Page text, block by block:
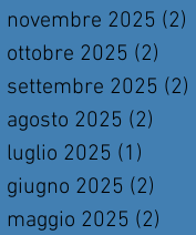
novembre 2025 (2)
ottobre 2025 (2)
settembre 2025 (2)
agosto 2025 (2)
luglio 2025 (1)
giugno 2025 (2)
maggio 2025 (2)